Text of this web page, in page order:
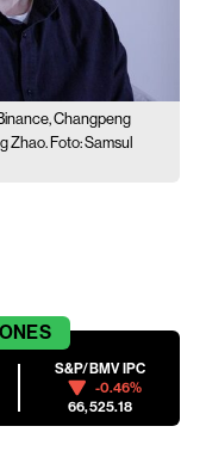
Changpeng
Zhao. Foto: Samsul
S&P/BMV IPC
-0.46%
66,525.18